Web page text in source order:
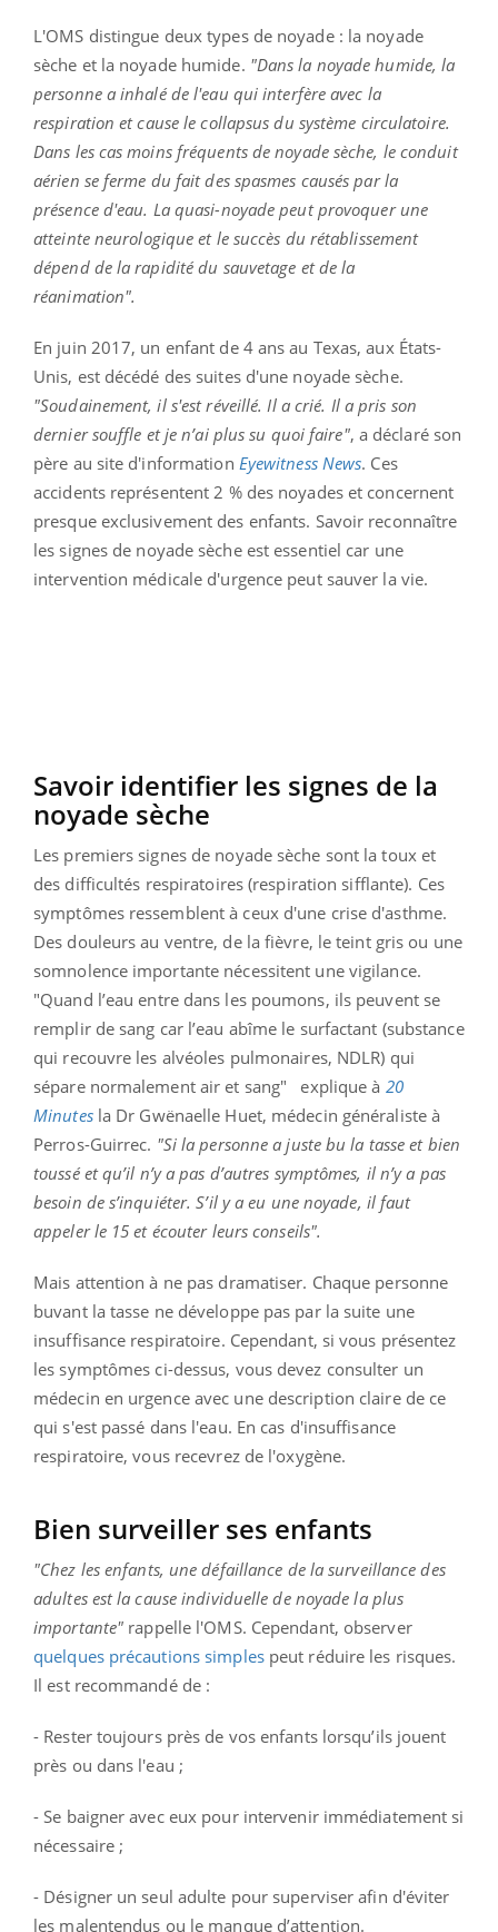
L'OMS distingue deux types de noyade : la noyade
sèche et la noyade humide. "Dans la noyade humide, la
personne a inhalé de l'eau qui interfère avec la
respiration et cause le collapsus du système circulatoire.
Dans les cas moins fréquents de noyade sèche, le conduit
aérien se ferme du fait des spasmes causés par la
présence d'eau. La quasi-noyade peut provoquer une
atteinte neurologique et le succès du rétablissement
dépend de la rapidité du sauvetage et de la
réanimation".
En juin 2017, un enfant de 4 ans au Texas, aux États-
Unis, est décédé des suites d'une noyade sèche.
"Soudainement, il s'est réveillé. Il a crié. Il a pris son
dernier souffle et je n’ai plus su quoi faire", a déclaré son
père au site d'information Eyewitness News. Ces
accidents représentent 2 % des noyades et concernent
presque exclusivement des enfants. Savoir reconnaître
les signes de noyade sèche est essentiel car une
intervention médicale d'urgence peut sauver la vie.
Savoir identifier les signes de la
noyade sèche
Les premiers signes de noyade sèche sont la toux et
des difficultés respiratoires (respiration sifflante). Ces
symptômes ressemblent à ceux d'une crise d'asthme.
Des douleurs au ventre, de la fièvre, le teint gris ou une
somnolence importante nécessitent une vigilance.
"Quand l’eau entre dans les poumons, ils peuvent se
remplir de sang car l’eau abîme le surfactant (substance
qui recouvre les alvéoles pulmonaires, NDLR) qui
sépare normalement air et sang"
explique à 20
Minutesla Dr Gwënaelle Huet, médecin généraliste à
Perros-Guirrec. "Si la personne a juste bu la tasse et bien
toussé et qu’il n’y a pas d’autres symptômes, il n’y a pas
besoin de s’inquiéter. S’il y a eu une noyade, il faut
appeler le 15 et écouter leurs conseils".
Mais attention à ne pas dramatiser. Chaque personne
buvant la tasse ne développe pas par la suite une
insuffisance respiratoire. Cependant, si vous présentez
les symptômes ci-dessus, vous devez consulter un
médecin en urgence avec une description claire de ce
qui s'est passé dans l'eau. En cas d'insuffisance
respiratoire, vous recevrez de l'oxygène.
Bien surveiller ses enfants
"Chez les enfants, une défaillance de la surveillance des
adultes est la cause individuelle de noyade la plus
importante" rappelle l'OMS. Cependant, observer
quelques précautions simplespeut réduire les risques.
Il est recommandé de :
- Rester toujours près de vos enfants lorsqu’ils jouent
près ou dans l'eau ;
- Se baigner avec eux pour intervenir immédiatement si
nécessaire ;
- Désigner un seul adulte pour superviser afin d'éviter
les malentendus ou le manque d’attention.